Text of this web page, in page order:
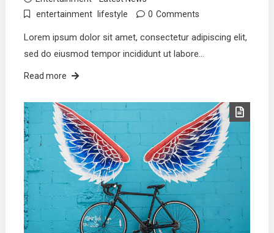
entertainment
lifestyle 0 Comments
Lorem ipsum dolor sit amet, consectetur adipiscing elit,
sed do eiusmod tempor incididunt ut labore…
Read more